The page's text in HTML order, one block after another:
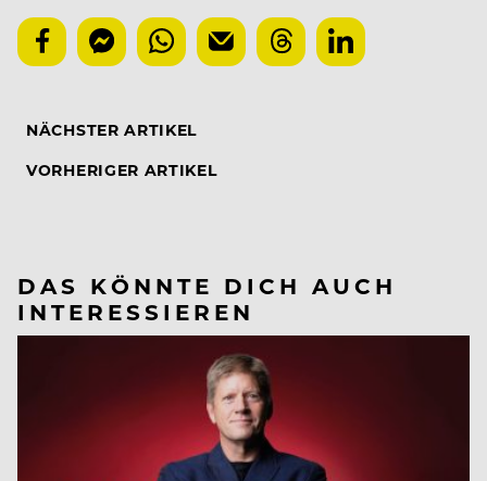
NÄCHSTER ARTIKEL
VORHERIGER ARTIKEL
DAS KÖNNTE DICH AUCH
INTERESSIEREN